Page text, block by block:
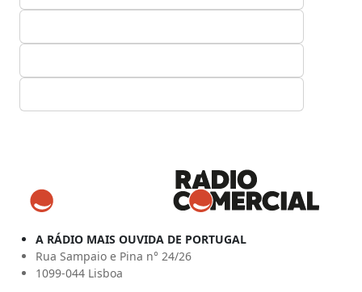
A RÁDIO MAIS OUVIDA DE PORTUGAL
Rua Sampaio e Pina n° 24/26
1099-044 Lisboa